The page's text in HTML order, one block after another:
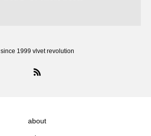
since 1999 vlvet revolution
about